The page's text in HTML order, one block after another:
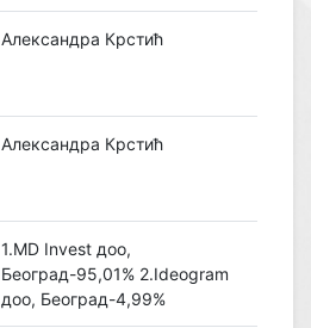
Александра Крстић
Александра Крстић
1.MD Invest доо,
Београд-95,01% 2.Ideogram
доо, Београд-4,99%